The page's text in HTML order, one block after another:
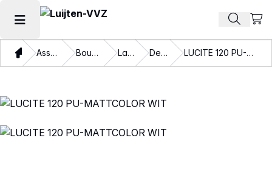
Hoofdmenu openen Zoek
Thuis Assortiment Bouwverven Lakverf Dekkend LUCITE 120 PU-MATTCOLOR WIT